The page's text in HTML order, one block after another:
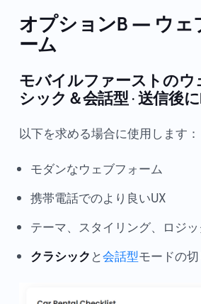
オプションB — ウェ
ーム
モバイルファーストのウ
シック＆会話型 · 送信後
以下を求める場合に使用します：
モダンなウェブフォーム
携帯電話でのより良いUX
テーマ、スタイリング、ロジッ
クラシック と会話型モードの切